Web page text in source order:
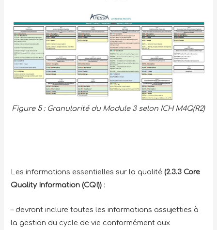
Figure 5 : Granularité du Module 3 selon ICH M4Q(R2)
Les informations essentielles sur la qualité(2.3.3 Core
Quality Information (CQI)) :
– devront inclure toutes les informations assujetties à
la gestion du cycle de vie conformément aux